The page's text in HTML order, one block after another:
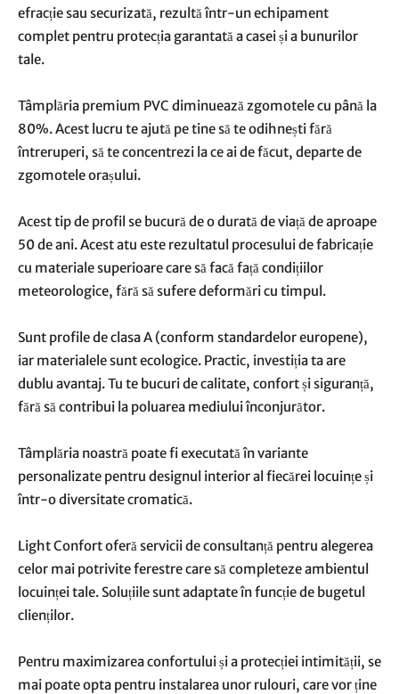
efracție sau securizată, rezultă într-un echipament
complet pentru protecția garantată a casei și a bunurilor
tale.
Tâmplăria premium PVC diminuează zgomotele cu până la
80%. Acest lucru te ajută pe tine să te odihnești fără
întreruperi, să te concentrezi la ce ai de făcut, departe de
zgomotele orașului.
Acest tip de profil se bucură de o durată de viață de aproape
50 de ani. Acest atu este rezultatul procesului de fabricație
cu materiale superioare care să facă față condițiilor
meteorologice, fără să sufere deformări cu timpul.
Sunt profile de clasa A (conform standardelor europene),
iar materialele sunt ecologice. Practic, investiția ta are
dublu avantaj. Tu te bucuri de calitate, confort și siguranță,
fără să contribui la poluarea mediului înconjurător.
Tâmplăria noastră poate fi executată în variante
personalizate pentru designul interior al fiecărei locuințe și
într-o diversitate cromatică.
Light Confort oferă servicii de consultanță pentru alegerea
celor mai potrivite ferestre care să completeze ambientul
locuinței tale. Soluțiile sunt adaptate în funcție de bugetul
clienților.
Pentru maximizarea confortului și a protecției intimității, se
mai poate opta pentru instalarea unor rulouri, care vor ține